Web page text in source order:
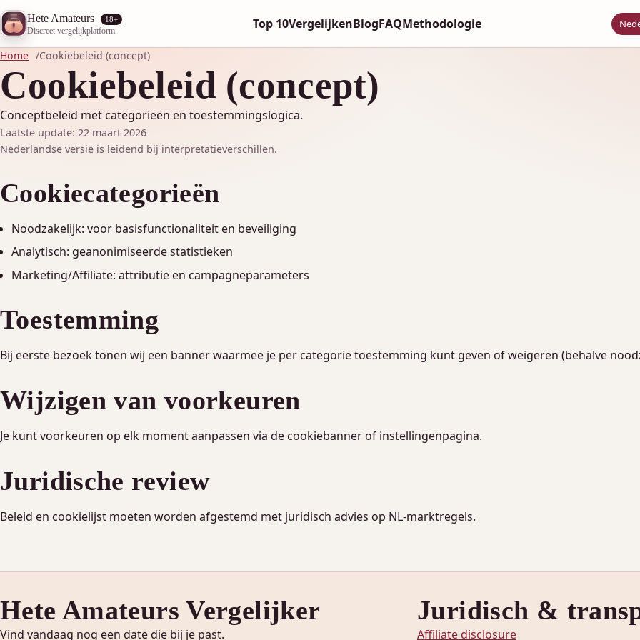
Hete Amateurs 18+
Discreet vergelijkplatform Top 10VergelijkenBlogFAQMethodologie
Home Cookiebeleid (concept)
Cookiebeleid (concept)
Conceptbeleid met categorieën en toestemmingslogica.
Laatste update: 22 maart 2026
Nederlandse versie is leidend bij interpretatieverschillen.
Cookiecategorieën
Noodzakelijk: voor basisfunctionaliteit en beveiliging
Analytisch: geanonimiseerde statistieken
Marketing/Affiliate: attributie en campagneparameters
Toestemming
Bij eerste bezoek tonen wij een banner waarmee je per categorie toestemming kunt geven of weigeren (behalve
Wijzigen van voorkeuren
Je kunt voorkeuren op elk moment aanpassen via de cookiebanner of instellingenpagina.
Juridische review
Beleid en cookielijst moeten worden afgestemd met juridisch advies op NL-marktregels.
Hete Amateurs Vergelijker
Vind vandaag nog een date die bij je past.
Juridisch &
Affiliate disclosure